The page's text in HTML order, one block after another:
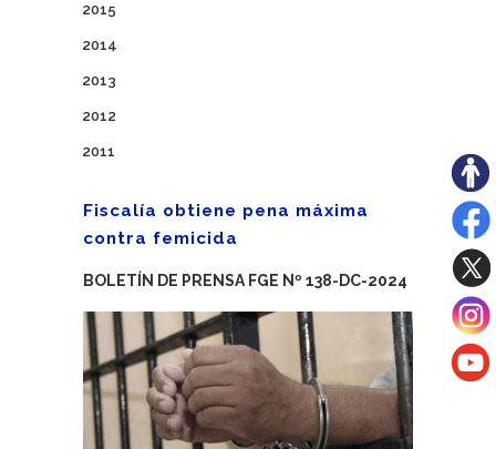
2015
2014
2013
2012
2011
Fiscalía obtiene pena máxima
contra femicida
BOLETÍN DE PRENSA FGE Nº 138-DC-2024